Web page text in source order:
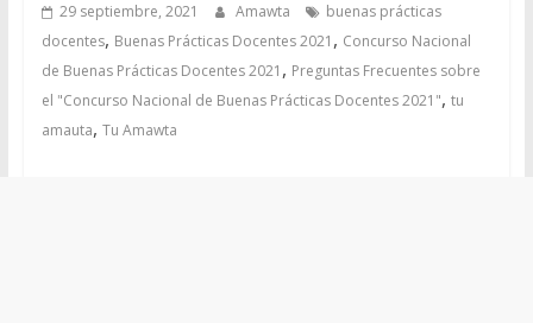
29 septiembre, 2021 Amawta
buenas prácticas
docentes, Buenas Prácticas Docentes 2021 , Concurso Nacional
de Buenas Prácticas Docentes 2021 , Preguntas Frecuentes sobre
el "Concurso Nacional de Buenas Prácticas Docentes 2021", tu
amauta, Tu Amawta